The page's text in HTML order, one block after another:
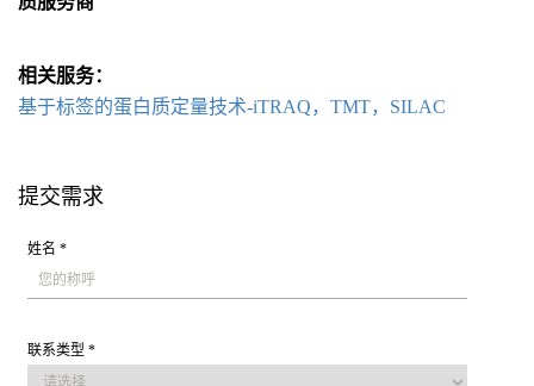
相关服务：
基于标签的蛋白质定量技术-iTRAQ，TMT，SILAC
提交需求
姓名 *
联系类型 *